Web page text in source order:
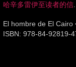
哈辛多雷伊至读者的信
El hombre de El Cairo
ISBN: 978-84-92819-